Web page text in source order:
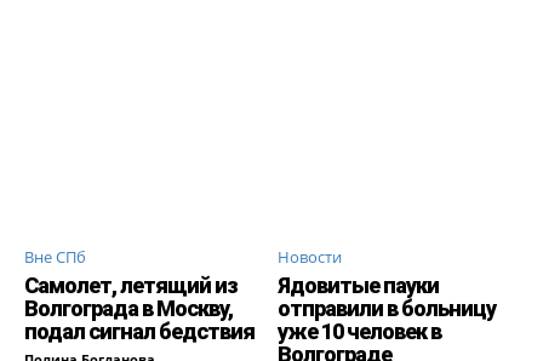
Вне СПб
Самолет, летящий из
Волгограда в Москву,
подал сигнал бедствия
Новости
Ядовитые пауки
отправили в больницу
уже 10 человек в
Волгограде